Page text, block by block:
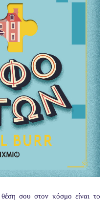
σου στον κόσμο είναι το